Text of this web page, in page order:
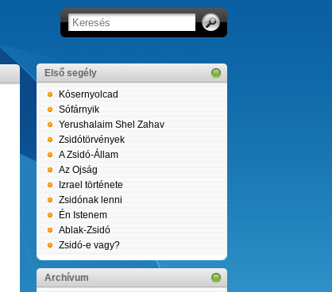
Első segély
Kósernyolcad
Sófárnyik
Yerushalaim Shel Zahav
Zsidótörvények
A Zsidó-Állam
Az Ojság
Izrael története
Zsidónak lenni
Én Istenem
Ablak-Zsidó
Zsidó-e vagy?
Archívum